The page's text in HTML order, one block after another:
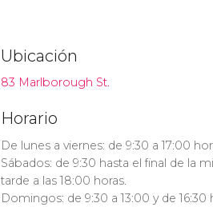
Ubicación
83 Marlborough St.
Horario
De lunes a viernes: de 9:30 a 17:00
Sábados: de 9:30 hasta el final de la
tarde a las 18:00 horas.
Domingos: de 9:30 a 13:00 y de 16:30